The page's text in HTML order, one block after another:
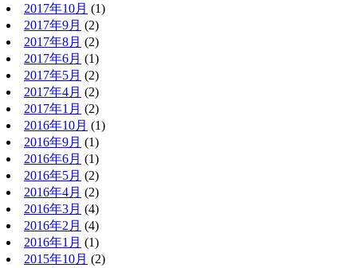
2017年10月 (1)
2017年9月 (2)
2017年8月 (2)
2017年6月 (1)
2017年5月 (2)
2017年4月 (2)
2017年1月 (2)
2016年10月 (1)
2016年9月 (1)
2016年6月 (1)
2016年5月 (2)
2016年4月 (2)
2016年3月 (4)
2016年2月 (4)
2016年1月 (1)
2015年10月 (2)